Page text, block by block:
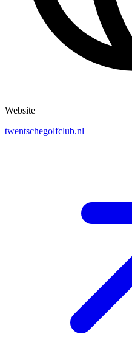
Website
twentschegolfclub.nl